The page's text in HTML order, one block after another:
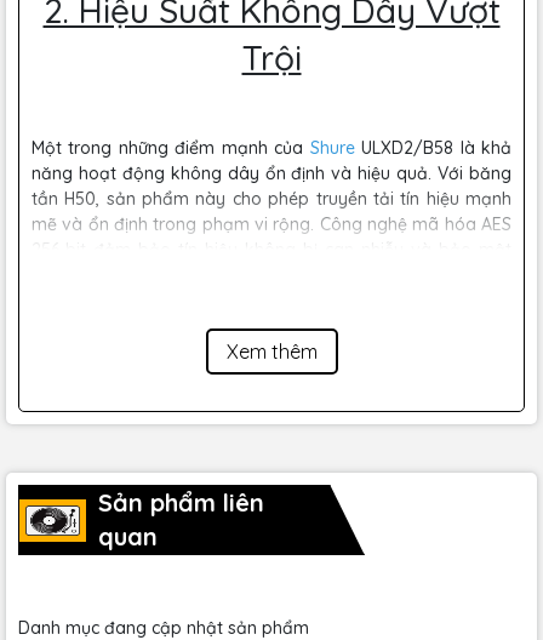
2. Hiệu Suất Không Dây Vượt
Trội
Một trong những điểm mạnh của ShureULXD2/B58 là khả
năng hoạt động không dây ổn định và hiệu quả. Với băng
tần H50, sản phẩm này cho phép truyền tải tín hiệu mạnh
mẽ và ổn định trong phạm vi rộng. Công nghệ mã hóa AES
Xem thêm
Sản phẩm liên
quan
Danh mục đang cập nhật sản phẩm